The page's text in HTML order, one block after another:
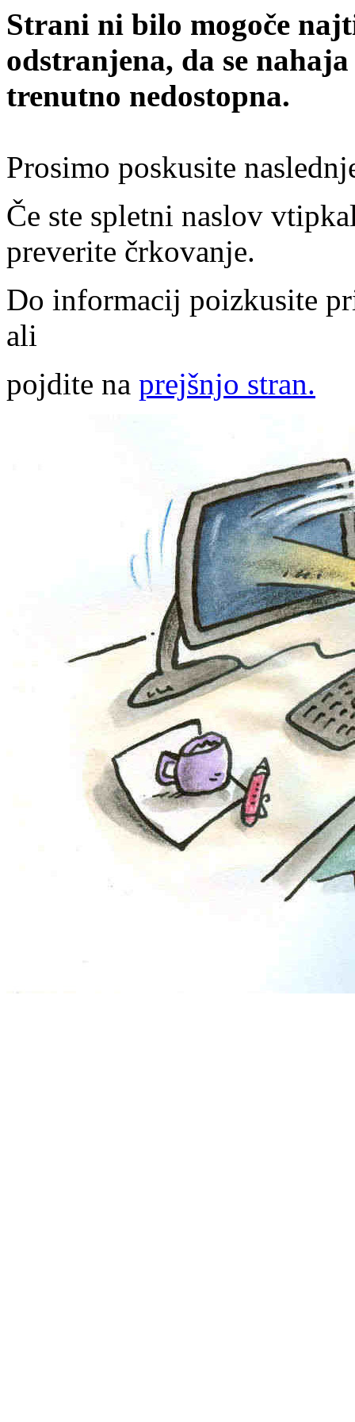
Strani ni bilo mogoče
odstranjena, da se
trenutno nedostopna.
Prosimo poskusite
Če ste spletni naslov
preverite črkovanje.
Do informacij poizkusite
ali
pojdite na prejšnjo stran.